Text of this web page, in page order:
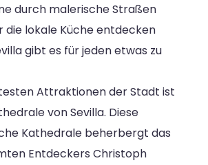
durch malerische Straßen
die lokale Küche entdecken
gibt es für jeden etwas zu
Attraktionen der Stadt ist
von Sevilla. Diese
Kathedrale beherbergt das
Entdeckers Christoph